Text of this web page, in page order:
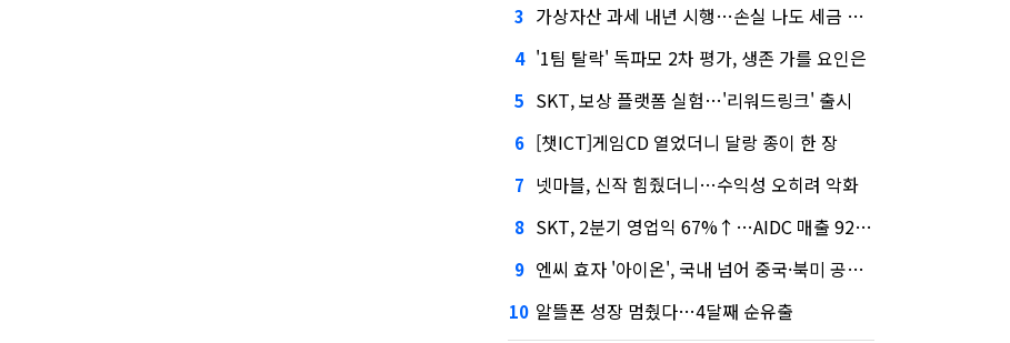
3 가상자산 과세 내년 시행…손실 나도 세금 낸다고?
4 '1팀 탈락' 독파모 2차 평가, 생존 가를 요인은
5 SKT, 보상 플랫폼 실험…'리워드링크' 출시
6 [챗ICT]게임CD 열었더니 달랑 종이 한 장
7 넷마블, 신작 힘줬더니…수익성 오히려 악화
8 SKT, 2분기 영업익 67%↑…AIDC 매출 92% 급증
9 엔씨 효자 '아이온', 국내 넘어 중국·북미 공략 나선다
10 알뜰폰 성장 멈췄다…4달째 순유출